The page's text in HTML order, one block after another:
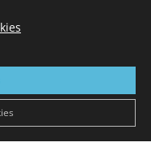
mais de 90 anos de
de 40.000 leitores por
em Portugal
online.